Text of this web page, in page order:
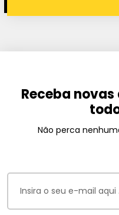
Receba
Não perca